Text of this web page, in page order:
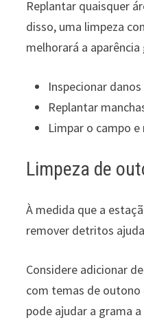
Replantar quaisquer
disso, uma limpeza
melhorará a
Inspecionar
Replantar
Limpar o campo
Limpeza de
À medida que a
remover detritos
Considere adicionar
com temas de
pode ajudar a grama